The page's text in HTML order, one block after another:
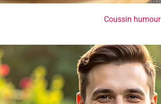
Coussin humour